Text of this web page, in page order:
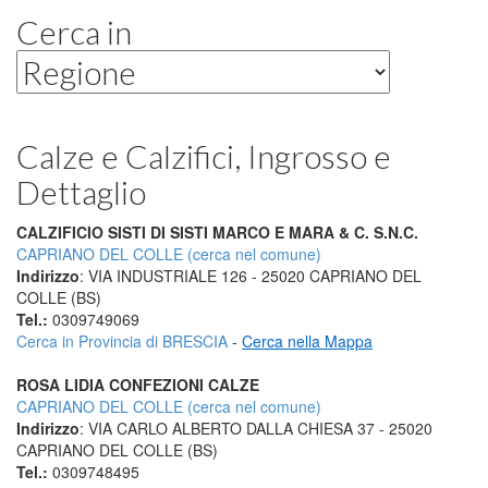
Cerca in
Calze e Calzifici, Ingrosso e
Dettaglio
CALZIFICIO SISTI DI SISTI MARCO E MARA & C. S.N.C.
CAPRIANO DEL COLLE (cerca nel comune)
Indirizzo: VIA INDUSTRIALE 126 - 25020 CAPRIANO DEL
COLLE (BS)
Tel.: 0309749069
Cerca in Provincia di BRESCIA - Cerca nella Mappa
ROSA LIDIA CONFEZIONI CALZE
CAPRIANO DEL COLLE (cerca nel comune)
Indirizzo: VIA CARLO ALBERTO DALLA CHIESA 37 - 25020
CAPRIANO DEL COLLE (BS)
Tel.: 0309748495